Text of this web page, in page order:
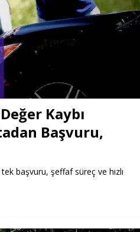
Kaybı
Başvuru,
başvuru, şeffaf süreç ve hızlı